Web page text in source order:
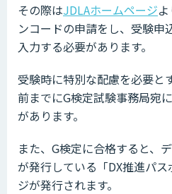
その際はJDLAホームページ
ンコードの申請をし、受験申
入力する必要があります。
受験時に特別な配慮を必要と
前までにG検定試験事務局宛
があります。
また、G検定に合格すると、
が発行している「DX推進パ
ジが発行されます。